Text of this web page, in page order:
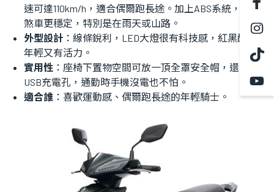
速可達110km/h，適合偶爾跑長途。加上ABS系統，緊急
煞車更穩定，特別是在雨天或山路。
外型設計 ：線條銳利，LED大燈很有科技感，紅黑配色
年輕又有活力。
實用性 ：座椅下置物空間可放一頂全罩安全帽，還有
USB充電孔，通勤時手機沒電也不怕。
適合誰 ：喜歡運動感、偶爾跑長途的年輕騎士。